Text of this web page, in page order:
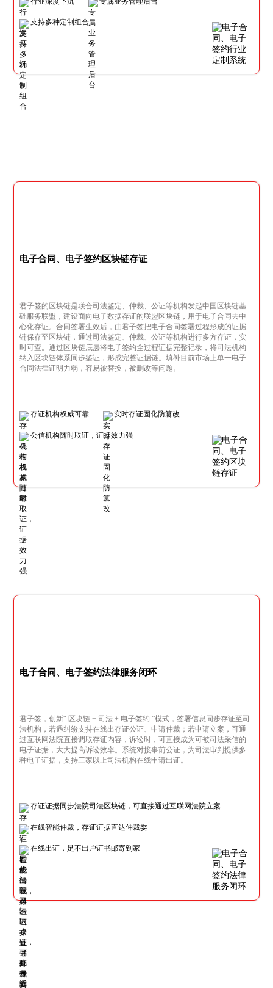
支持多种定制组合
电子合同、电子签约区块链存证
君子签的区块链是联合司法鉴定、仲裁、公证等机构发起中国区块链基
础服务联盟，建设面向电子数据存证的联盟区块链，用于电子合同去中
心化存证。合同签署生效后，由君子签把电子合同签署过程形成的证据
链保存至区块链，通过司法鉴定、仲裁、公证等机构进行多方存证，实
时可查。通过区块链底层将电子签约全过程证据完整记录，将司法机构
纳入区块链体系同步鉴证，形成完整证据链。填补目前市场上单一电子
合同法律证明力弱，容易被替换，被删改等问题。
存证机构权威可靠 实时存证固化防篡改
公信机构随时取证，证据效力强
电子合同、电子签约法律服务闭环
君子签，创新“ 区块链 + 司法 + 电子签约 ”模式，签署信息同步存证至司
法机构，若遇纠纷支持在线出存证公证、申请仲裁；若申请立案，可通
过互联网法院直接调取存证内容，诉讼时，可直接成为可被司法采信的
电子证据，大大提高诉讼效率。系统对接事前公证，为司法审判提供多
种电子证据，支持三家以上司法机构在线申请出证。
存证证据同步法院司法区块链，可直接通过互联网法院立案
在线智能仲裁，存证证据直达仲裁委
在线出证，足不出户证书邮寄到家